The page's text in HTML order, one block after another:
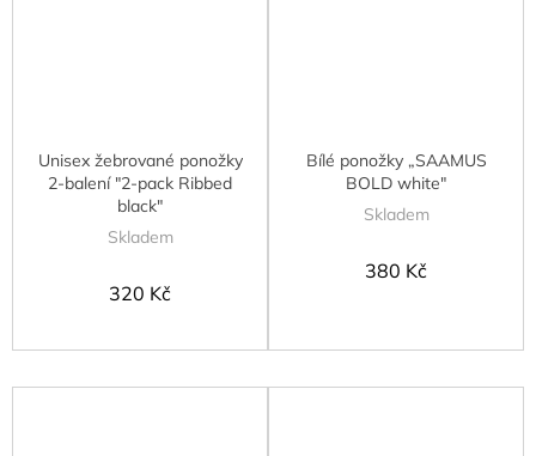
Unisex žebrované ponožky
2-balení "2-pack Ribbed
black"
Skladem
320 Kč
Bílé ponožky „SAAMUS
BOLD white"
Skladem
380 Kč